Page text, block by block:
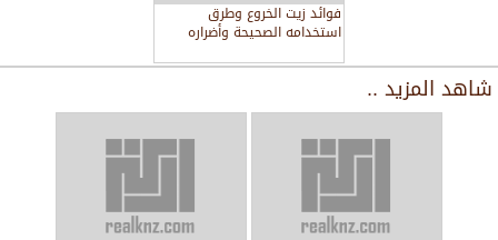
فوائد زيت الخروع وطرق
استخدامه الصحيحة وأضراره
شاهد المزيد ..